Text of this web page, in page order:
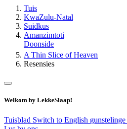
Tuis
KwaZulu-Natal
Suidkus
Amanzimtoti
Doonside
A Thin Slice of Heaven
Resensies
Welkom by LekkeSlaap!
Tuisblad Switch to English gunstelinge